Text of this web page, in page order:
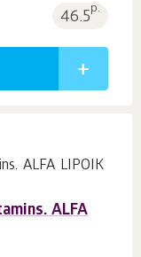
46.5p.
ALFA